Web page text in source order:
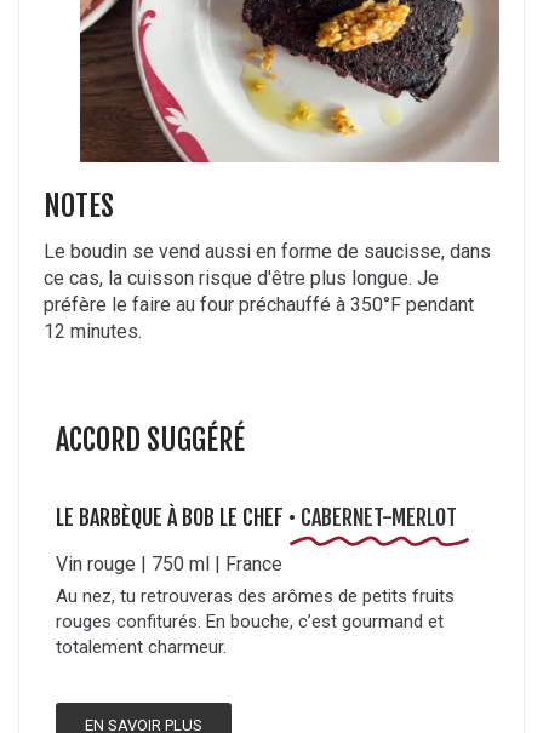
NOTES
Le boudin se vend aussi en forme de saucisse, dans
ce cas, la cuisson risque d'être plus longue. Je
préfère le faire au four préchauffé à 350°F pendant
12 minutes.
ACCORD SUGGÉRÉ
LE BARBÈQUE À BOB LE CHEF • CABERNET-MERLOT
Vin rouge | 750 ml | France
Au nez, tu retrouveras des arômes de petits fruits
rouges confiturés. En bouche, c’est gourmand et
totalement charmeur.
EN SAVOIR PLUS